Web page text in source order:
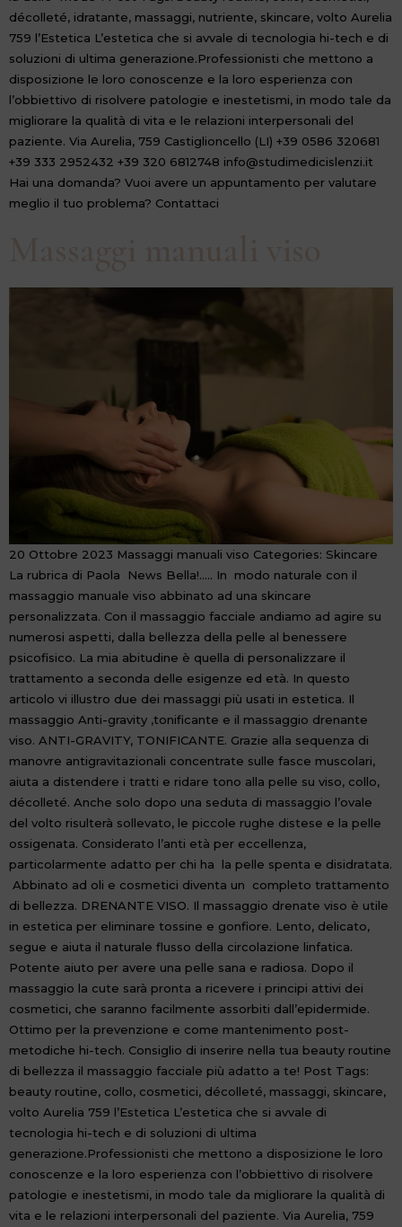
décolleté, idratante, massaggi, nutriente, skincare, volto Aurelia
759 l’Estetica L’estetica che si avvale di tecnologia hi-tech e di
soluzioni di ultima generazione.Professionisti che mettono a
disposizione le loro conoscenze e la loro esperienza con
l’obbiettivo di risolvere patologie e inestetismi, in modo tale da
migliorare la qualità di vita e le relazioni interpersonali del
paziente. Via Aurelia, 759 Castiglioncello (LI) +39 0586 320681
+39 333 2952432 +39 320 6812748 info@studimedicislenzi.it
Hai una domanda? Vuoi avere un appuntamento per valutare
meglio il tuo problema? Contattaci
20 Ottobre 2023 Massaggi manuali viso Categories: Skincare
La rubrica di Paola News Bella!….. In modo naturale con il
massaggio manuale viso abbinato ad una skincare
personalizzata. Con il massaggio facciale andiamo ad agire su
numerosi aspetti, dalla bellezza della pelle al benessere
psicofisico. La mia abitudine è quella di personalizzare il
trattamento a seconda delle esigenze ed età. In questo
articolo vi illustro due dei massaggi più usati in estetica. Il
massaggio Anti-gravity ,tonificante e il massaggio drenante
viso. ANTI-GRAVITY, TONIFICANTE. Grazie alla sequenza di
manovre antigravitazionali concentrate sulle fasce muscolari,
aiuta a distendere i tratti e ridare tono alla pelle su viso, collo,
décolleté. Anche solo dopo una seduta di massaggio l’ovale
del volto risulterà sollevato, le piccole rughe distese e la pelle
ossigenata. Considerato l’anti età per eccellenza,
particolarmente adatto per chi ha la pelle spenta e disidratata.
Abbinato ad oli e cosmetici diventa un completo trattamento
di bellezza. DRENANTE VISO. Il massaggio drenate viso è utile
in estetica per eliminare tossine e gonfiore. Lento, delicato,
segue e aiuta il naturale flusso della circolazione linfatica.
Potente aiuto per avere una pelle sana e radiosa. Dopo il
massaggio la cute sarà pronta a ricevere i principi attivi dei
cosmetici, che saranno facilmente assorbiti dall’epidermide.
Ottimo per la prevenzione e come mantenimento post-
metodiche hi-tech. Consiglio di inserire nella tua beauty routine
di bellezza il massaggio facciale più adatto a te! Post Tags:
beauty routine, collo, cosmetici, décolleté, massaggi, skincare,
volto Aurelia 759 l’Estetica L’estetica che si avvale di
tecnologia hi-tech e di soluzioni di ultima
generazione.Professionisti che mettono a disposizione le loro
conoscenze e la loro esperienza con l’obbiettivo di risolvere
patologie e inestetismi, in modo tale da migliorare la qualità di
vita e le relazioni interpersonali del paziente. Via Aurelia, 759